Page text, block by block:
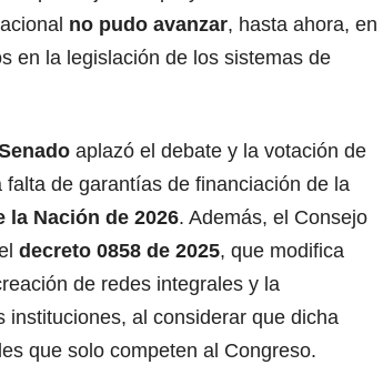
no pudo avanzar, hasta ahora, en
en la legislación de los sistemas de
aplazó el debate y la votación de
falta de garantías de financiación de la
la Nación de 2026. Además, el Consejo
decreto 0858 de 2025, que modifica
de redes integrales y la
instituciones, al considerar que dicha
que solo competen al Congreso.